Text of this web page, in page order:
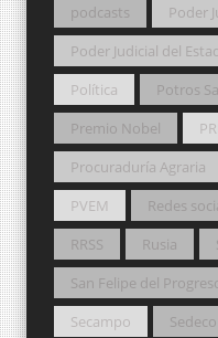
podcasts
Poder
Poder Judicial del
Política
Potros
Premio Nobel
PRI
Procuraduría Agraria
PVEM
Redes
RRSS
Rusia
San Felipe del
Secampo
Sedeco